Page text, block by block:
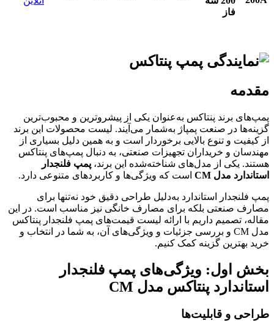
فاز
مقدمه
پمپ‌های برند پنتاکس به‌عنوان یکی از پیشروترین و محبوب‌ترین
گزینه‌ها در صنعت پمپاژ به‌شمار می‌آیند. لیست محصولات این برند
از کیفیت و تنوع بالایی برخوردار است و به همین دلیل بسیاری از
مهندسان و خریداران تجهیزات صنعتی‌، به دنبال پمپ‌های پنتاکس
هستند. یکی از مدل‌های شناخته‌شده این برند، پمپ فلنجدار
استاندارد مدل CM
است که ویژگی‌ها و کاربردهای متنوعی دارد.
پمپ فلنجدار استاندارد به‌دلیل طراحی دقیق خود نه‌تنها برای
مصارف صنعتی بلکه برای مصارف خانگی نیز مناسب است. در این
مقاله، تصمیم داریم با ارائه لیست قیمت‌های پمپ فلنجدار پنتاکس
مدل CM و بررسی جزئیات و ویژگی‌های آن، به شما در انتخاب و
خرید بهترین گزینه کمک کنیم.
بخش اول: ویژگی‌های پمپ فلنجدار
استاندارد پنتاکس مدل CM
طراحی و قابلیت‌ها